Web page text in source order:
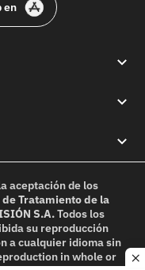
en
aceptación de los
Tratamiento de la
S.A.Todos los
su reproducción
a cualquier idioma sin
in whole or